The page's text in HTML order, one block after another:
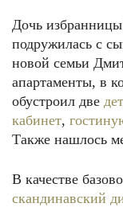
Дочь
подружилась с
новой семьи
апартаменты, в
обустроил две
кабинет,
Также нашлось
В качестве
скандинавский